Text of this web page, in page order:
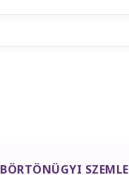
BÖRTÖNÜGYI SZEMLE